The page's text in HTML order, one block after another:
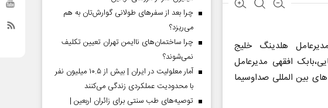
هلدینگ خلیج
افقهی مدیرعامل
بین المللی صداوسیما
چرا بعد از سفرهای طولانی گوارش‌تان به هم
می‌ریزد؟
چرا ساختمان‌های ناایمن تهران تعیین تکلیف
نمی‌شوند؟
آمار معلولیت در ایران | بیش از ۱۰.۵ میلیون نفر
با محدودیت عملکردی زندگی می‌کنند
توصیه‌های طب سنتی برای زائران اربعین |